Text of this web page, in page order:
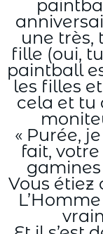
une très,
fille (oui,
paintball
les filles
cela et tu
« Purée,
fait,
gamines
Vous étiez